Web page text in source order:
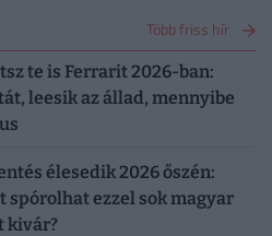
Több friss hír
te is Ferrarit 2026-ban:
leesik az állad, mennyibe
élesedik 2026 őszén:
spórolhat ezzel sok magyar
kivár?